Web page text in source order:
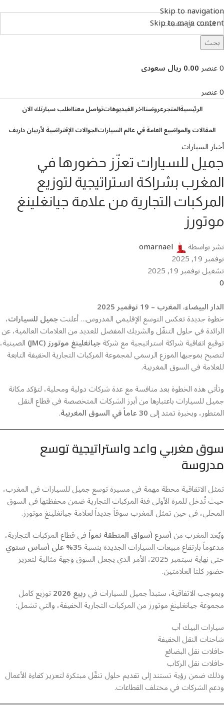
Skip to navigation
Skip to main content
بحث
0عنصر0.00 ريال سعودى
0عنصر
الرئيسيةالمتجرعروضنااخر الفيديوهاتتواصل معنااطلب سيارتك الان
المقالات والمواضيع العامة في عالم السياراتالجوالات الإفتراضية لأربيان داريف
أخبار السيارات
جميل للسيارات تعزّز حضورها في
المغرب بشراكة استراتيجية لتوزيع
المركبات التجارية من علامة جيانغلينغ
موتورز
نشر بواسطة omarnael
نوفمبر 19, 2025
تشغيل نوفمبر 19, 2025
0
الدار البيضاء، المغرب – 19 نوفمبر 2025
خطوة جديدة تعكس التوسع الإقليمي المدروس… أعلنتجميل للسيارات،
الرائدة في حلول التنقّل والشريك المفضل للعديد من العلامات العالمية، عن
توقيع اتفاقية شراكة استراتيجية مع شركةجيانغلينغ موتورز (JMC) الصينية،
لتصبح بموجبها الموزع الرسمي لمجموعة المركبات التجارية الخفيفة التابعة
للعلامة في السوق المغربية.
وتأتي هذه الخطوة بعد منافسة مع عدة شركات دولية ومحلية، لتؤكد مكانة
جميل للسيارات باعتبارها من أبرز الشركات المتخصصة في قطاع النقل
المتطور، وبخبرة تمتد إلى30 عاماً في السوق المغربية .
سوق مغربي واعد واستراتيجية توسع
مدروسة
تمثل الاتفاقية محطة مهمة في مسيرة توسع جميل للسيارات في المغرب،
حيث تُدخل للمرة الأولى فئة المركبات التجارية ضمن محفظتها في السوق
المحلي، في حين تمثل المغرب سوقاً جديداً لعلامة جيانغلينغ موتورز.
ويُعد المغرب منأسرع أسواق المنطقة نمواًفي قطاع المركبات التجارية،
مدعوماً بارتفاع مبيعات السيارات الجديدة بنسبة35% على أساس سنوي
حتى نهاية سبتمبر 2025، الأمر الذي يجعل السوق وجهة مثالية لتعزيز
حضور كلتا العلامتين.
وبموجب الاتفاقية، ستبدأ جميل للسيارات فيربيع 2026 توزيع كامل
مجموعة جيانغلينغ موتورز من المركبات التجارية الخفيفة، والتي تشمل:
سيارات البيك أب
شاحنات النقل الخفيفة
حافلات نقل البضائع
حافلات نقل الركاب
وذلك ضمن رؤية تستند إلى تقديم حلول تنقّل مبتكرة لتعزيز كفاءة الأعمال
ودعم الشركات في مختلف القطاعات.